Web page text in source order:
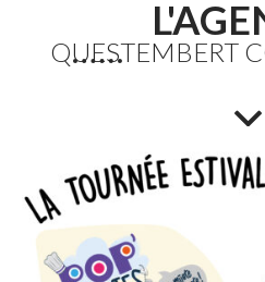
Fortes chaleurs :
En raison de l’épisode de fortes
appliqués du lundi 10 au
Lire la suite
QUESTEMBERT